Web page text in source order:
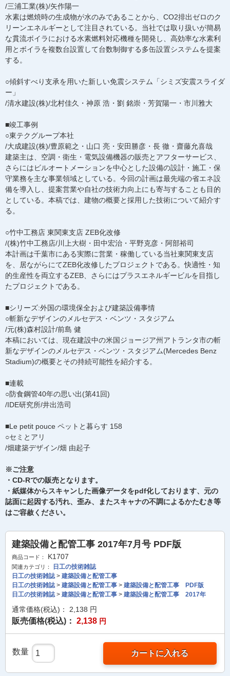
/三浦工業(株)/矢作陽一
水素は燃焼時の生成物が水のみであることから、CO2排出ゼロのク
リーンエネルギーとして注目されている。当社では取り扱いが簡易
な貫流ボイラにおける水素燃料対応機種を開発し、高効率な水素利
用とボイラを複数台設置して台数制御する多缶設置システムを提案
する。
○傾斜すべり支承を用いた新しい免震システム「シミズ安震スライダ
ー」
/清水建設(株)/北村佳久・神原 浩・劉 銘崇・芳賀陽一・市川雅大
■竣工事例
○東テクグループ本社
/大成建設(株)/豊原範之・山口 亮・安田勝彦・長 徹・齋藤允喜哉
建築主は、空調・衛生・電気設備機器の販売とアフターサービス、
さらにはビルオートメーションを中心とした設備の設計・施工・保
守業務を主な事業領域としている。今回の計画は最先端の省エネ設
備を導入し、提案営業や自社の技術力向上にも寄与することも目的
としている。本稿では、建物の概要と採用した技術について紹介す
る。
○竹中工務店 東関東支店 ZEB化改修
/(株)竹中工務店/川上大樹・田中宏治・平野克彦・阿部裕司
本計画は千葉市にある実際に営業・稼働している当社東関東支店
を、居ながらにてZEB化改修したプロジェクトである。快適性・知
的生産性を両立するZEB、さらにはプラスエネルギービルを目指し
たプロジェクトである。
■シリーズ:外国の環境保全および建築設備事情
○斬新なデザインのメルセデス・ベンツ・スタジアム
/元(株)森村設計/前島 健
本稿においては、現在建設中の米国ジョージア州アトランタ市の斬
新なデザインのメルセデス・ベンツ・スタジアム(Mercedes Benz
Stadium)の概要とその持続可能性を紹介する。
■連載
○防食鋼管40年の思い出(第41回)
/IDE研究所/井出浩司
■Le petit pouce ペットと暮らす 158
○セミとアリ
/畑建築デザイン/畑 由起子
※ご注意
・CD-Rでの販売となります。
・紙媒体からスキャンした画像データをpdf化しております、元の
誌面に起因する汚れ、歪み、またスキャナの不調によるかたむき等
はご容赦ください。
建築設備と配管工事 2017年7月号 PDF版
商品コード： K1707
関連カテゴリ：
日工の技術雑誌
日工の技術雑誌> 建築設備と配管工事
日工の技術雑誌> 建築設備と配管工事 > 建築設備と配管工事 PDF版
日工の技術雑誌> 建築設備と配管工事 > 建築設備と配管工事 2017年
通常価格(税込)： 2,138 円
販売価格(税込)： 2,138 円
数量 カートに入れる